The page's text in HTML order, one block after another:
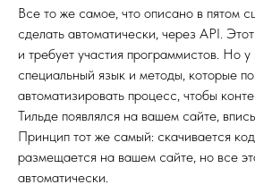
Все то же самое, что описано в пятом
сделать автоматически, через API.
и требует участия программистов. Но у
специальный язык и методы, которые
автоматизировать процесс, чтобы
Тильде появлялся на вашем сайте,
Принцип тот же самый: скачивается
размещается на вашем сайте, но все
автоматически.